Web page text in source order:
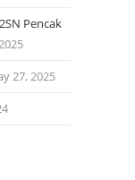
Pencak
27, 2025